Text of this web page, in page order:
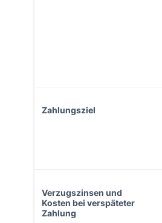
Zahlungsziel
Verzugszinsen und
Kosten bei verspäteter
Zahlung